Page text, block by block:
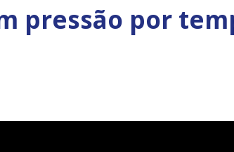
pressão por